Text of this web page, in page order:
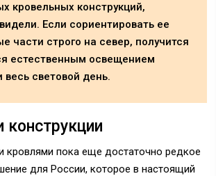
кровельных конструкций,
Если сориентировать ее
части строго на север, получится
естественным освещением
весь световой день.
конструкции
пока еще достаточно редкое
для России, которое в настоящий